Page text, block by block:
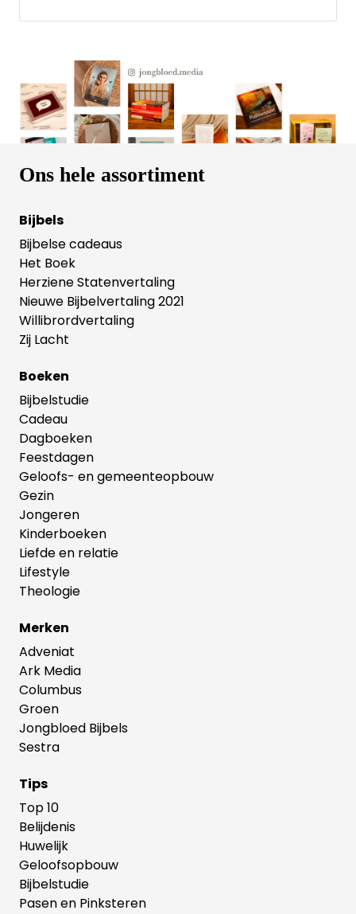
onderwerp. Ook in dit deel van de Sestra
Ons hele assortiment
Bijbels
Bijbelse cadeaus
Het Boek
Herziene Statenvertaling
Nieuwe Bijbelvertaling 2021
Willibrordvertaling
Zij Lacht
Boeken
Bijbelstudie
Cadeau
Dagboeken
Feestdagen
Geloofs- en gemeenteopbouw
Gezin
Jongeren
Kinderboeken
Liefde en relatie
Lifestyle
Theologie
Merken
Adveniat
Ark Media
Columbus
Groen
Jongbloed Bijbels
Sestra
Tips
Top 10
Belijdenis
Huwelijk
Geloofsopbouw
Bijbelstudie
Pasen en Pinksteren